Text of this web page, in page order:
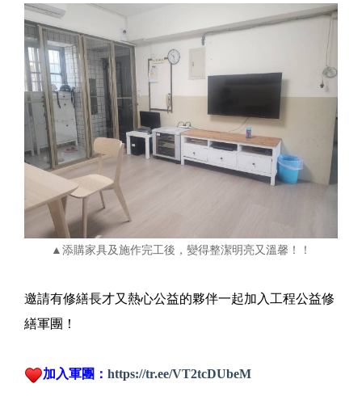
▲添購家具及施作完工後，變得整潔明亮又溫馨！！
邀請有修繕長才又熱心公益的夥伴一起加入工程公益修
繕軍團！
加入軍團： https://tr.ee/VT2tcDUbeM